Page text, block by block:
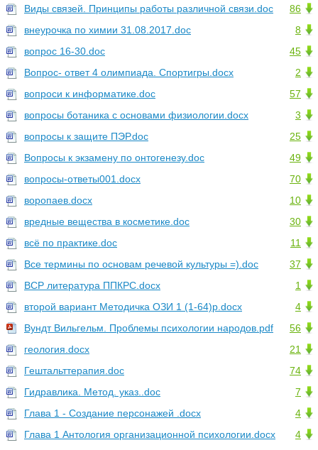
86
Виды связей. Принципы работы различной связи.doc
8
внеурочка по химии 31.08.2017.doc
45
вопрос 16-30.doc
2
Вопрос- ответ 4 олимпиада. Спортигры.docx
57
вопроси к информатике.doc
3
вопросы ботаника с основами физиологии.docx
25
вопросы к защите ПЭР.doc
49
Вопросы к экзамену по онтогенезу.doc
70
вопросы-ответы001.docx
10
воропаев.docx
30
вредные вещества в косметике.doc
11
всё по практике.doc
37
Все термины по основам речевой культуры =).doc
1
ВСР литература ППКРС.docx
4
второй вариант Методичка ОЗИ 1 (1-64)р.docx
56
Вундт Вильгельм. Проблемы психологии народов.pdf
21
геология.docx
74
Гештальттерапия.doc
7
Гидравлика. Метод. указ..doc
4
Глава 1 - Создание персонажей .docx
4
Глава 1 Антология организационной психологии.docx